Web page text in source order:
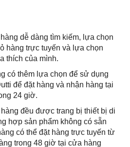
dễ dàng tìm kiếm, lựa chọn
hàng trực tuyến và lựa chọn
thích của mình.
có thêm lựa chọn để sử dụng
để đặt hàng và nhận hàng tại
24 giờ.
đều được trang bị thiết bị di
hợp sản phẩm không có sẵn
có thể đặt hàng trực tuyến từ
trong 48 giờ tại cửa hàng